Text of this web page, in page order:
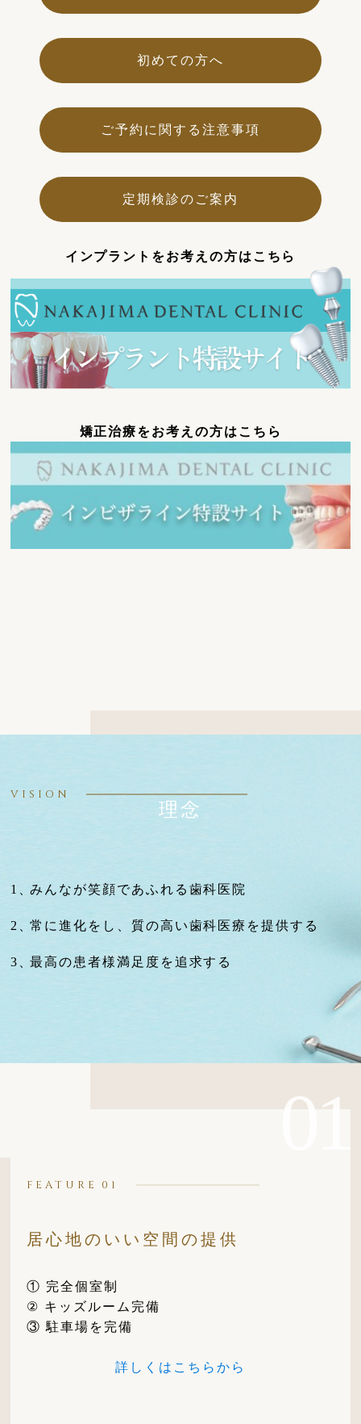
初めての方へ
ご予約に関する注意事項
定期検診のご案内
インプラントをお考えの方はこちら
矯正治療をお考えの方はこちら
VISION
理念
みんなが笑顔であふれる歯科医院
常に進化をし、質の高い歯科医療を提供する
最高の患者様満足度を追求する
FEATURE
居心地のいい空間の提供
① 完全個室制
② キッズルーム完備
③ 駐車場を完備
詳しくはこちらから